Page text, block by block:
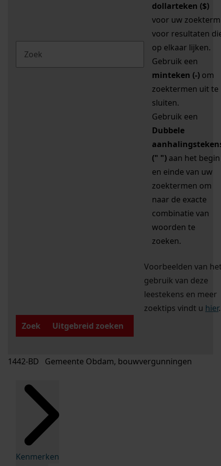
dollarteken ($)
voor uw zoekterm
voor resultaten
op elkaar lijken.
Gebruik een
minteken (-) om
zoektermen uit te
sluiten.
Gebruik een
Dubbele
(" ") aan het begin
en einde van uw
zoektermen om
naar de exacte
combinatie van
woorden te
zoeken.
Voorbeelden van
gebruik van deze
leestekens en meer
zoektips vindt u hier.
Zoek
Uitgebreid zoeken
1442-BD Gemeente Obdam, bouwvergunningen
Kenmerken